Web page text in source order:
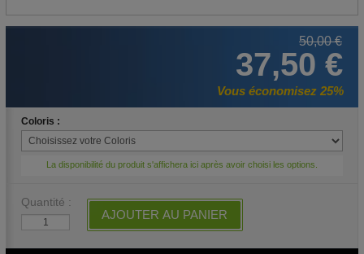
50,00 €
37,50 €
Vous économisez 25%
Coloris :
La disponibilité du produit s'affichera ici après avoir choisi les options.
Quantité :
AJOUTER AU PANIER